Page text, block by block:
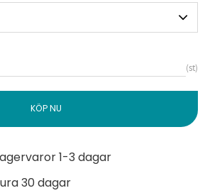
st
1-3 dagar
30 dagar